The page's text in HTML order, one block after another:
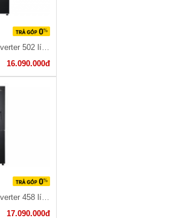
Tủ lạnh Samsung Inverter 502 lít RT50K6631BS/SV
16.090.000đ
Tủ lạnh Samsung Inverter 458 lít RL4364SBABS/SV
17.090.000đ